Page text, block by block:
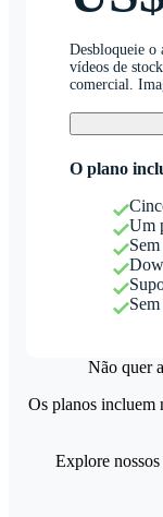
Desbloqueie o
vídeos de
comercial.
O plano
Um
Não quer
Os planos incluem
Explore